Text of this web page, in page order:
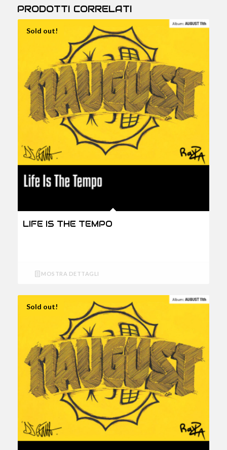
PRODOTTI CORRELATI
Sold out!
LIFE IS THE TEMPO
MOSTRA DETTAGLI
Sold out!